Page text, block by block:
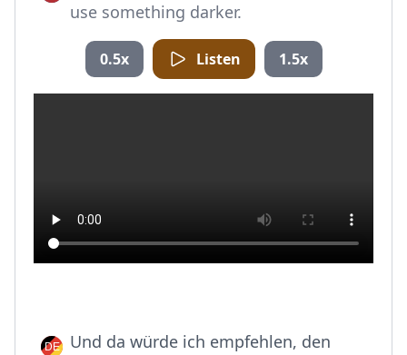
use something darker.
0.5x Listen 1.5x
Und da würde ich empfehlen, den